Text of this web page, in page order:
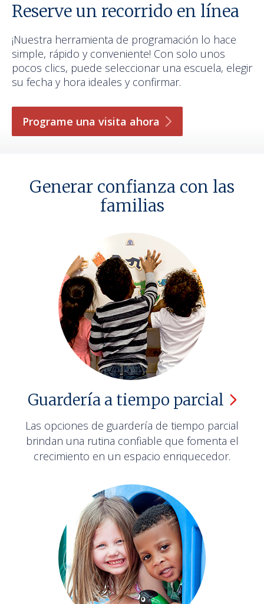
Reserve un recorrido en línea
¡Nuestra herramienta de programación lo hace
simple, rápido y conveniente! Con solo unos
pocos clics, puede seleccionar una escuela, elegir
su fecha y hora ideales y confirmar.
Programe una visita ahora
Generar confianza con las
familias
Guardería a tiempo parcial
Las opciones de guardería de tiempo parcial
brindan una rutina confiable que fomenta el
crecimiento en un espacio enriquecedor.